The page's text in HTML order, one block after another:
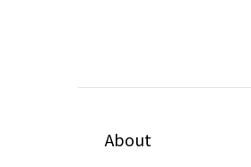
About